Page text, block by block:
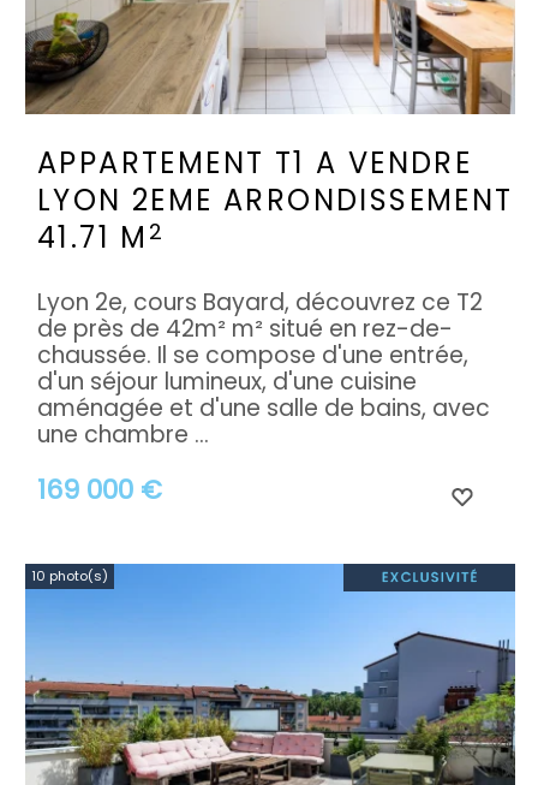
APPARTEMENT T1 A VENDRE
LYON 2EME ARRONDISSEMENT
41.71 M 2
169 000 €
Lyon 2e, cours Bayard, découvrez ce T2
de près de 42m² m² situé en rez-de-
chaussée. Il se compose d'une entrée,
d'un séjour lumineux, d'une cuisine
aménagée et d'une salle de bains, avec
une chambre ...
10 photo(s)